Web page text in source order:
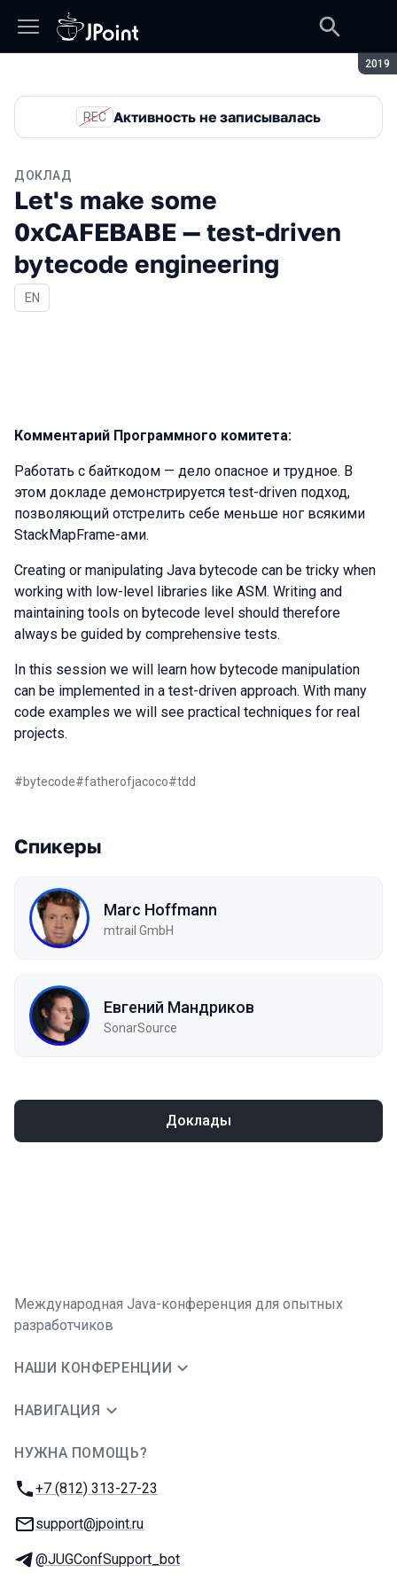
2019
REC Активность не записывалась
ДОКЛАД
Let's make some
0xCAFEBABE — test-driven
bytecode engineering
На английском языке
EN
Комментарий Программного комитета:
Работать с байткодом — дело опасное и трудное. В
этом докладе демонстрируется test-driven подход,
позволяющий отстрелить себе меньше ног всякими
StackMapFrame-ами.
Creating or manipulating Java bytecode can be tricky when
working with low-level libraries like ASM. Writing and
maintaining tools on bytecode level should therefore
always be guided by comprehensive tests.
In this session we will learn how bytecode manipulation
can be implemented in a test-driven approach. With many
code examples we will see practical techniques for real
projects.
#bytecode#fatherofjacoco#tdd
Спикеры
Marc Hoffmann
mtrail GmbH
Евгений Мандриков
SonarSource
Доклады
Международная Java-конференция для опытных
разработчиков
НАШИ КОНФЕРЕНЦИИ
НАВИГАЦИЯ
НУЖНА ПОМОЩЬ?
Телефон:
+7 (812) 313-27-23
E-mail:
support@jpoint.ru
Телеграм:
@JUGConfSupport_bot